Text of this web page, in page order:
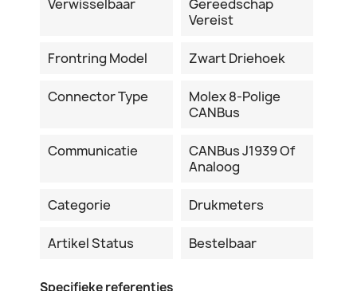
Verwisselbaar
Gereedschap
Vereist
Frontring Model Zwart Driehoek
Connector Type
Molex 8-Polige
CANBus
Communicatie
CANBus J1939 Of
Analoog
Categorie Drukmeters
Artikel Status Bestelbaar
Specifieke referenties